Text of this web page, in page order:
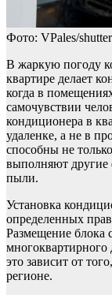
Фото: VPales/
В жаркую погоду
квартире делает
когда в
самочувствии
кондиционера в
удаленке, а не в
способны не
выполняют
пыли.
Установка
определенных
Размещение блока
это зависит от
регионе.